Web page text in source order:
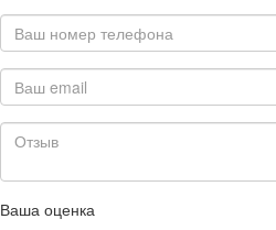
Ваша оценка